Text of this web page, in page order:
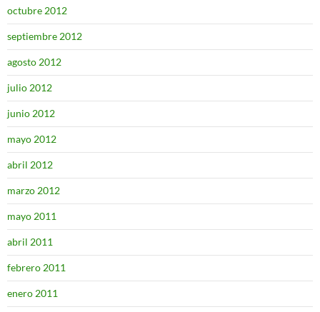
octubre 2012
septiembre 2012
agosto 2012
julio 2012
junio 2012
mayo 2012
abril 2012
marzo 2012
mayo 2011
abril 2011
febrero 2011
enero 2011